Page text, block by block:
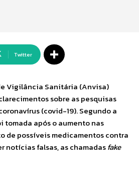
Twitter
Vigilância Sanitária (Anvisa)
sobre as pesquisas
(covid-19). Segundo a
após o aumento nas
de possíveis medicamentos contra
notícias falsas, as chamadasfake